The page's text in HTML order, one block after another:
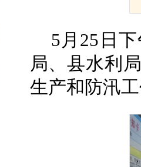
5月25日
局、县水利
生产和防汛